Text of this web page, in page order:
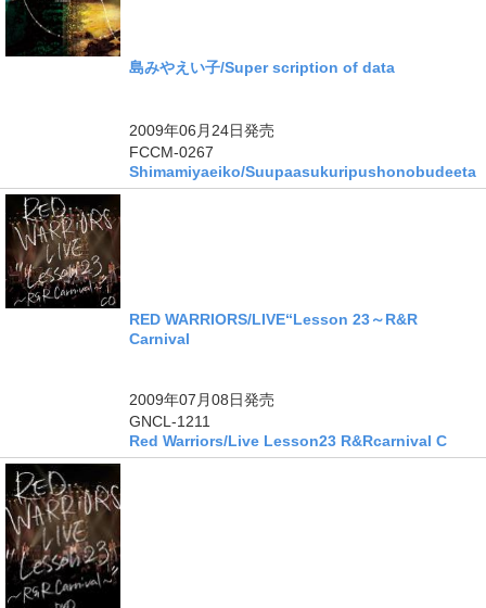
島みやえい子/Super scription of data
2009年06月24日発売
FCCM-0267
Shimamiyaeiko/Suupaasukuripushonobudeeta
RED WARRIORS/LIVE“Lesson 23～R&R
Carnival
2009年07月08日発売
GNCL-1211
Red Warriors/Live Lesson23 R&Rcarnival C